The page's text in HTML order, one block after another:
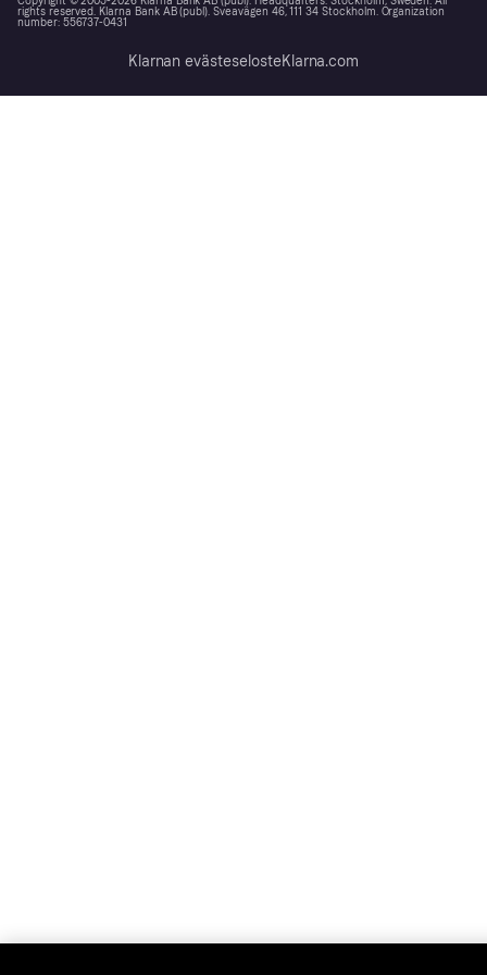
rights reserved. Klarna Bank AB (publ). Sveavägen 46, 111 34 Stockholm. Organization
number: 556737-0431
Klarnan evästeselosteKlarna.com